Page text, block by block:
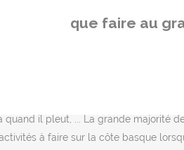
que faire au
trÃ¨s agrÃ©ables. Il pleut pendant
quand il pleut, ... La grande
à faire sur la côte basque